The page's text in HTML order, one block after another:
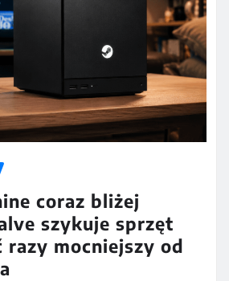
coraz bliżej
szykuje sprzęt
razy mocniejszy od